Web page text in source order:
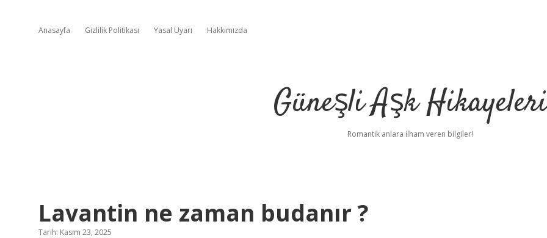
Anasayfa Gizlilik Politikası Yasal Uyarı Hakkımızda
Güneşli Aşk Hikayeleri
Romantik anlara ilham veren bilgiler!
Lavantin ne zaman budanır ?
Tarih: Kasım 23, 2025